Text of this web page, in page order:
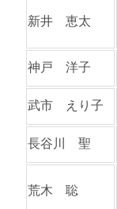
新井 恵太
神戸 洋子
武市 えり子
長谷川 聖
荒木 聡